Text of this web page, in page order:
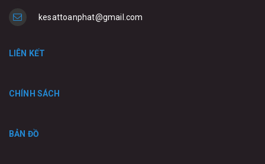
kesattoanphat@gmail.com
LIÊN KẾT
CHÍNH SÁCH
BẢN ĐỒ